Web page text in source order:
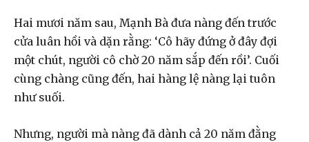
Hai mươi năm sau, Mạnh Bà đưa nàng đến trước
cửa luân hồi và dặn rằng: ‘Cô hãy đứng ở đây đợi
một chút, người cô chờ 20 năm sắp đến rồi’. Cuối
cùng chàng cũng đến, hai hàng lệ nàng lại tuôn
như suối.
Nhưng, người mà nàng đã dành cả 20 năm đằng